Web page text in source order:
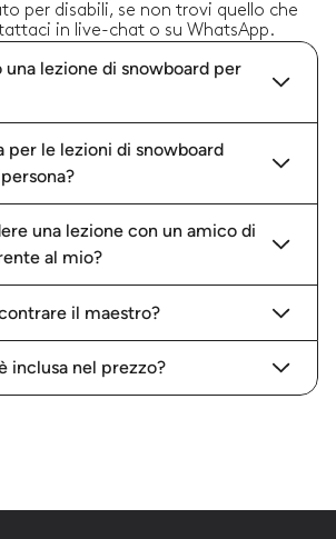
per disabili, se non trovi quello che
in live-chat o su WhatsApp.
lezione di snowboard per
per le lezioni di snowboard
una lezione con un amico di
al mio?
il maestro?
inclusa nel prezzo?